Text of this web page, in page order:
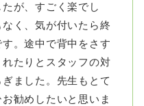
が、すごく楽でし
く、気が付いたら終
。途中で背中をさす
たりとスタッフの対
ました。先生もとて
勧めしたいと思いま